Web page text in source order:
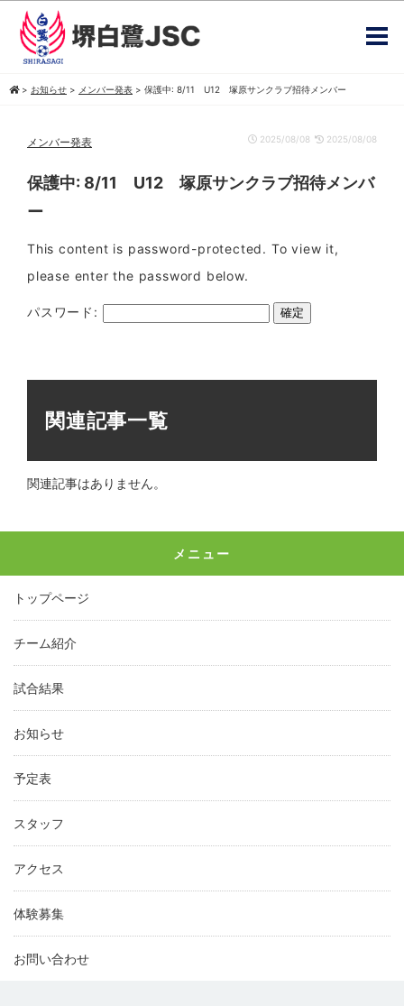
> お知らせ > メンバー発表 > 保護中: 8/11 U12 塚原サンクラブ招待メンバー
メンバー発表 2025/08/08 2025/08/08
保護中: 8/11 U12 塚原サンクラブ招待メンバ
ー
This content is password-protected. To view it,
please enter the password below.
パスワード:
関連記事一覧
関連記事はありません。
メニュー
トップページ
チーム紹介
試合結果
お知らせ
予定表
スタッフ
アクセス
体験募集
お問い合わせ